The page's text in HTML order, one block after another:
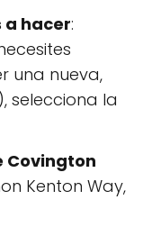
a hacer:
una nueva,
selecciona la
Covington
Kenton Way,